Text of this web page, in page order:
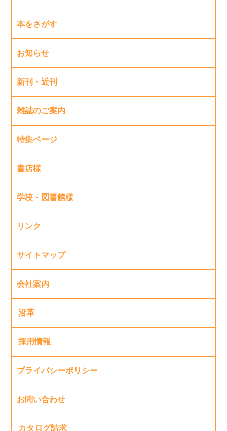
本をさがす
お知らせ
新刊・近刊
雑誌のご案内
特集ページ
書店様
学校・図書館様
リンク
サイトマップ
会社案内
沿革
採用情報
プライバシーポリシー
お問い合わせ
カタログ請求